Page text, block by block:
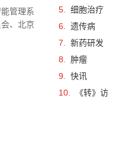
管理系
、北京
5.
细胞治疗
6.
遗传病
7.
新药研发
8.
肿瘤
9.
快讯
10.
《转》访